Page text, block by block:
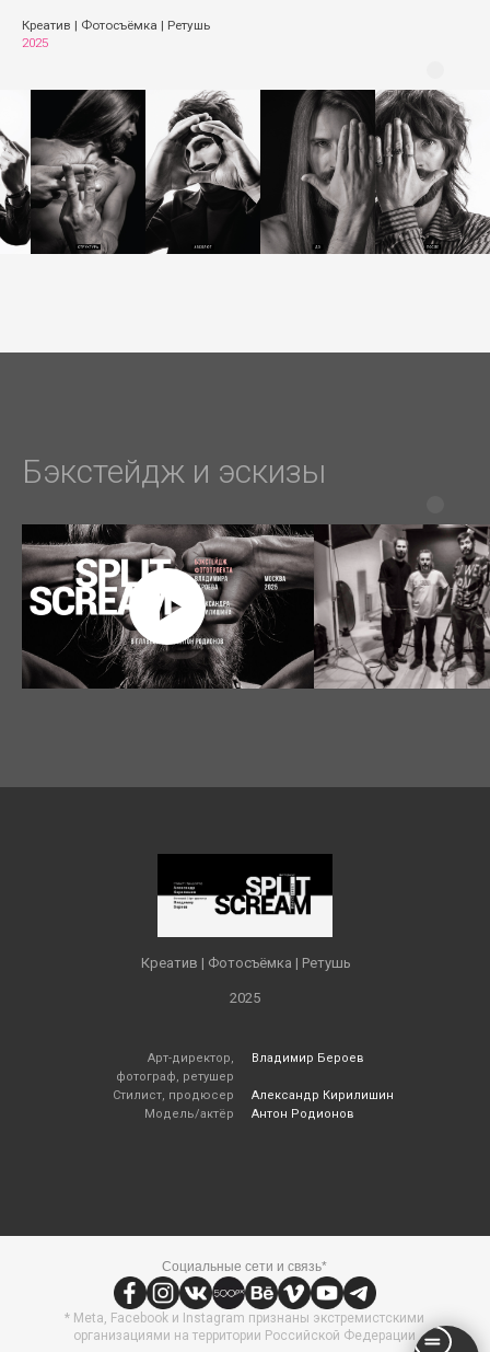
Креатив | Фотосъёмка | Ретушь
2025
Бэкстейдж и эскизы
2025
Креатив | Фотосъёмка | Ретушь
Владимир Бероев
Александр Кирилишин
Антон Родионов
Арт-директор,
фотограф, ретушер
Стилист, продюсер
Модель/актёр
Социальные сети и связь*
* Meta, Facebook и Instagram признаны экстремистскими
организациями на территории Российской Федерации